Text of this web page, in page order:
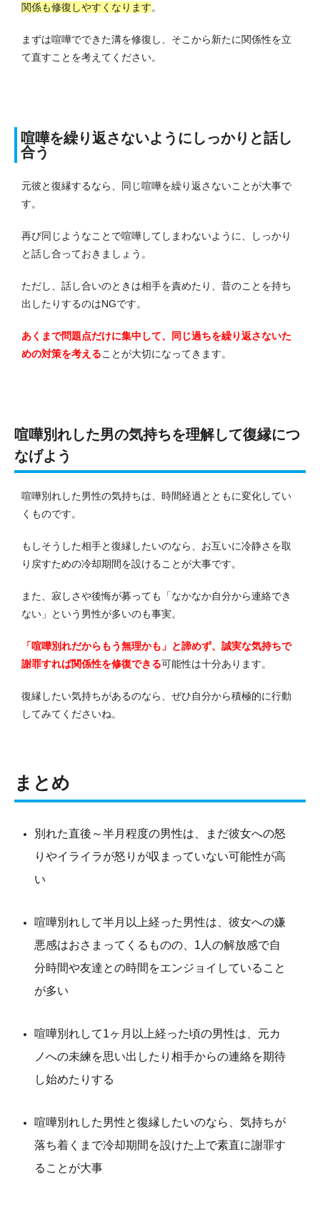
関係も修復しやすくなります。
まずは喧嘩でできた溝を修復し、そこから新たに関係性を立
て直すことを考えてください。
喧嘩を繰り返さないようにしっかりと話し
合う
元彼と復縁するなら、同じ喧嘩を繰り返さないことが大事で
す。
再び同じようなことで喧嘩してしまわないように、しっかり
と話し合っておきましょう。
ただし、話し合いのときは相手を責めたり、昔のことを持ち
出したりするのはNGです。
あくまで問題点だけに集中して、同じ過ちを繰り返さないた
めの対策を考えることが大切になってきます。
喧嘩別れした男の気持ちを理解して復縁につ
なげよう
喧嘩別れした男性の気持ちは、時間経過とともに変化してい
くものです。
もしそうした相手と復縁したいのなら、お互いに冷静さを取
り戻すための冷却期間を設けることが大事です。
また、寂しさや後悔が募っても「なかなか自分から連絡でき
ない」という男性が多いのも事実。
「喧嘩別れだからもう無理かも」と諦めず、誠実な気持ちで
謝罪すれば関係性を修復できる可能性は十分あります。
復縁したい気持ちがあるのなら、ぜひ自分から積極的に行動
してみてくださいね。
まとめ
別れた直後～半月程度の男性は、まだ彼女への怒
りやイライラが怒りが収まっていない可能性が高
い
喧嘩別れして半月以上経った男性は、彼女への嫌
悪感はおさまってくるものの、1人の解放感で自
分時間や友達との時間をエンジョイしていること
が多い
喧嘩別れして1ヶ月以上経った頃の男性は、元カ
ノへの未練を思い出したり相手からの連絡を期待
し始めたりする
喧嘩別れした男性と復縁したいのなら、気持ちが
落ち着くまで冷却期間を設けた上で素直に謝罪す
ることが大事